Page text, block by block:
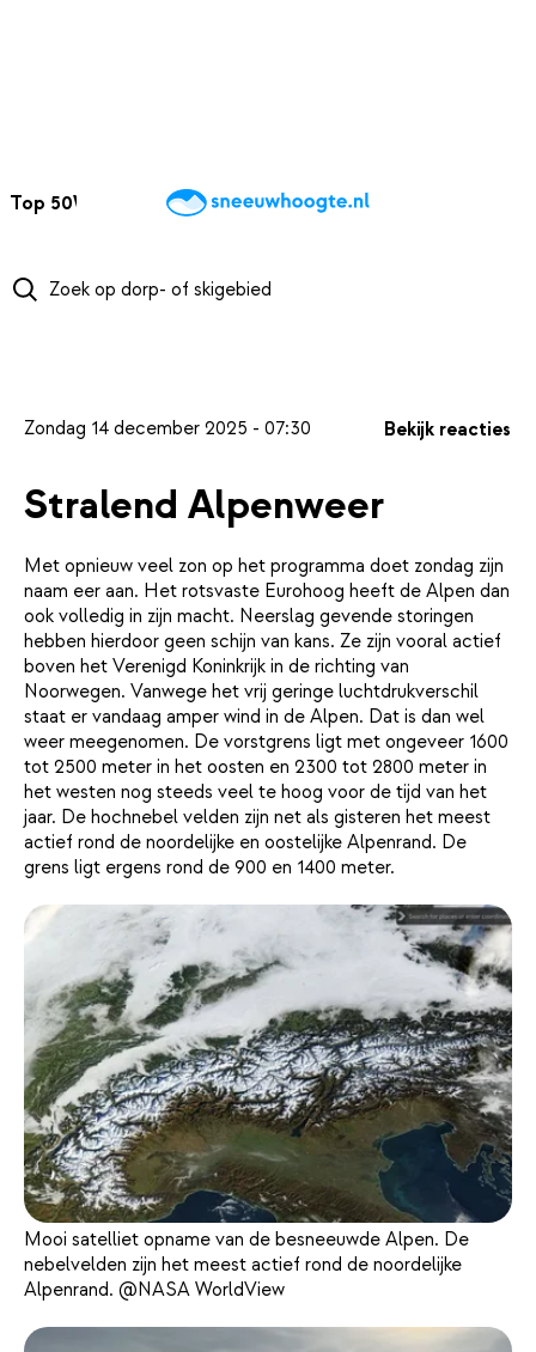
Top 50Webcams WintersportweerKaarten
Zondag 14 december 2025 - 07:30 Bekijk reacties
Stralend Alpenweer
Met opnieuw veel zon op het programma doet zondag zijn
naam eer aan. Het rotsvaste Eurohoog heeft de Alpen dan
ook volledig in zijn macht. Neerslag gevende storingen
hebben hierdoor geen schijn van kans. Ze zijn vooral actief
boven het Verenigd Koninkrijk in de richting van
Noorwegen. Vanwege het vrij geringe luchtdrukverschil
staat er vandaag amper wind in de Alpen. Dat is dan wel
weer meegenomen. De vorstgrens ligt met ongeveer 1600
tot 2500 meter in het oosten en 2300 tot 2800 meter in
het westen nog steeds veel te hoog voor de tijd van het
jaar. De hochnebel velden zijn net als gisteren het meest
actief rond de noordelijke en oostelijke Alpenrand. De
grens ligt ergens rond de 900 en 1400 meter.
Mooi satelliet opname van de besneeuwde Alpen. De
nebelvelden zijn het meest actief rond de noordelijke
Alpenrand. @NASA WorldView